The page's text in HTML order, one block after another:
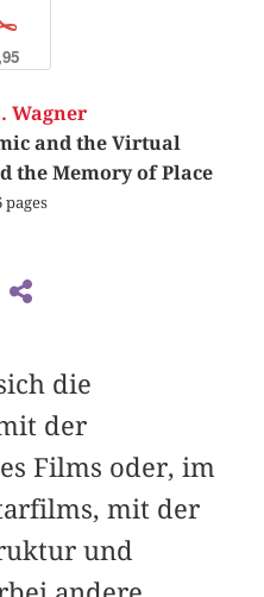
Wagner
and the Virtual
the Memory of Place
pages
die
der
Films oder, im
mit der
und